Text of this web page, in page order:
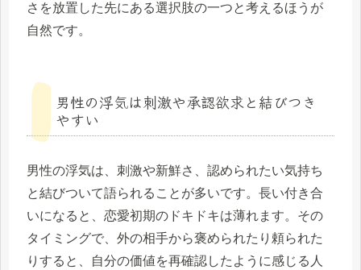
さを放置した先にある選択肢の一つと考えるほうが
自然です。
男性の浮気は刺激や承認欲求と結びつき
やすい
男性の浮気は、刺激や新鮮さ、認められたい気持ち
と結びついて語られることが多いです。長い付き合
いになると、恋愛初期のドキドキは薄れます。その
タイミングで、外の相手から褒められたり頼られた
りすると、自分の価値を再確認したように感じる人